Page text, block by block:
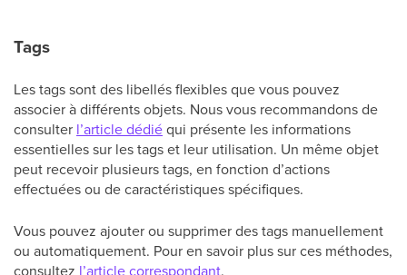
Tags
Les tags sont des libellés flexibles que vous pouvez
associer à différents objets. Nous vous recommandons de
consulter l’article dédiéqui présente les informations
essentielles sur les tags et leur utilisation. Un même objet
peut recevoir plusieurs tags, en fonction d’actions
effectuées ou de caractéristiques spécifiques.
Vous pouvez ajouter ou supprimer des tags manuellement
ou automatiquement. Pour en savoir plus sur ces méthodes,
consultez l’article correspondant.